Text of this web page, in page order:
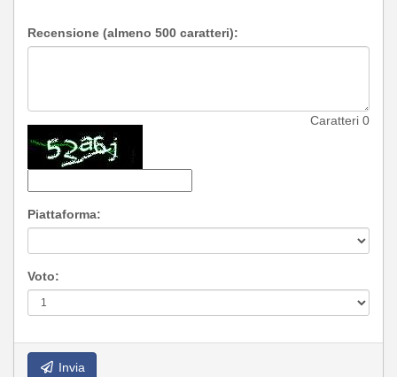
Recensione (almeno 500 caratteri):
Caratteri 0
Piattaforma:
Voto:
Invia